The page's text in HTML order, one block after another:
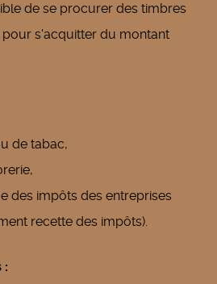
de se procurer des timbres
pour s'acquitter du montant
de tabac,
des impôts des entreprises
recette des impôts).
: